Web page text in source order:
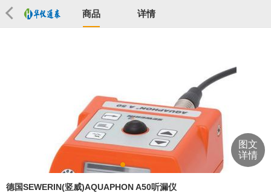
商品 详情
图文
详情
德国SEWERIN(竖威)AQUAPHON A50听漏仪